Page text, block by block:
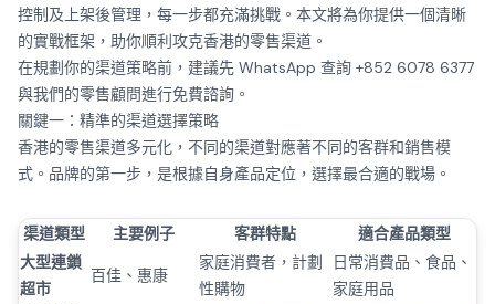
控制及上架後管理，每一步都充滿挑戰。本文將為你提供一個清晰
的實戰框架，助你順利攻克香港的零售渠道。
在規劃你的渠道策略前，建議先 WhatsApp 查詢 +852 6078 6377
與我們的零售顧問進行免費諮詢。
關鍵一：精準的渠道選擇策略
香港的零售渠道多元化，不同的渠道對應著不同的客群和銷售模
式。品牌的第一步，是根據自身產品定位，選擇最合適的戰場。
渠道類型 主要例子 客群特點
適合產品類型
大型連鎖
超市
百佳、惠康
家庭消費者，計劃
性購物
日常消費品、食品、
家庭用品